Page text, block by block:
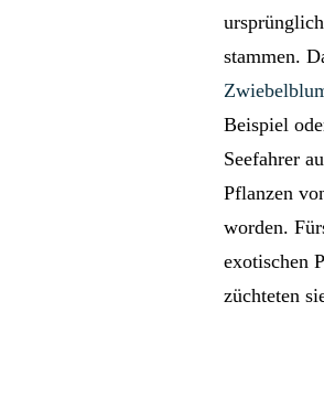
stammen.
Beispiel
Seefahrer
Pflanzen
worden.
exotischen
züchteten